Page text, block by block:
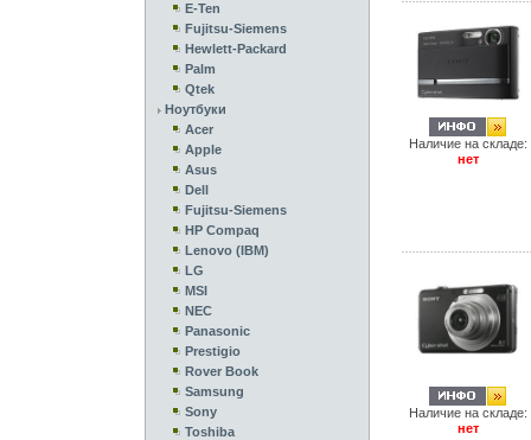
E-Ten
Fujitsu-Siemens
Hewlett-Packard
Palm
Qtek
Ноутбуки
Acer
Apple
Asus
Dell
Fujitsu-Siemens
HP Compaq
Lenovo (IBM)
LG
MSI
NEC
Panasonic
Prestigio
Rover Book
Samsung
Sony
Toshiba
Наличие на складе:
нет
Наличие на складе:
нет